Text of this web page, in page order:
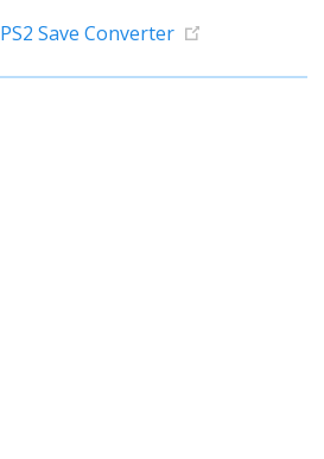
PS2 Save Converter